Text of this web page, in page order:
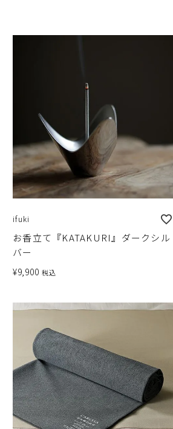
ifuki
お香立て『KATAKURI』ダークシル
バー
¥9,900 税込